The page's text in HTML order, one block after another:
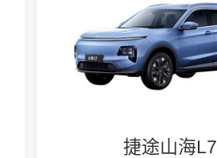
捷途山海L7